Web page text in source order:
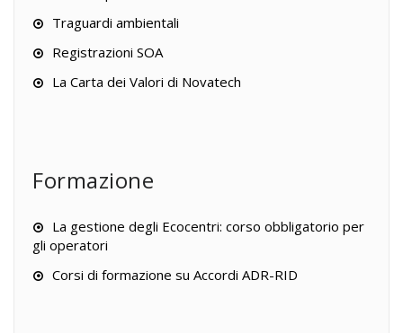
Traguardi ambientali
Registrazioni SOA
La Carta dei Valori di Novatech
Formazione
La gestione degli Ecocentri: corso obbligatorio per
gli operatori
Corsi di formazione su Accordi ADR-RID